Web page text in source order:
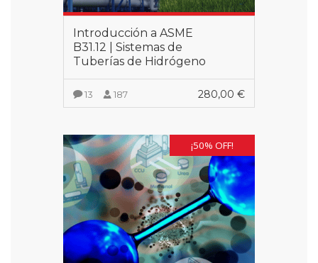
Introducción a ASME
B31.12 | Sistemas de
Tuberías de Hidrógeno
13 187 280,00 €
¡50% OFF!